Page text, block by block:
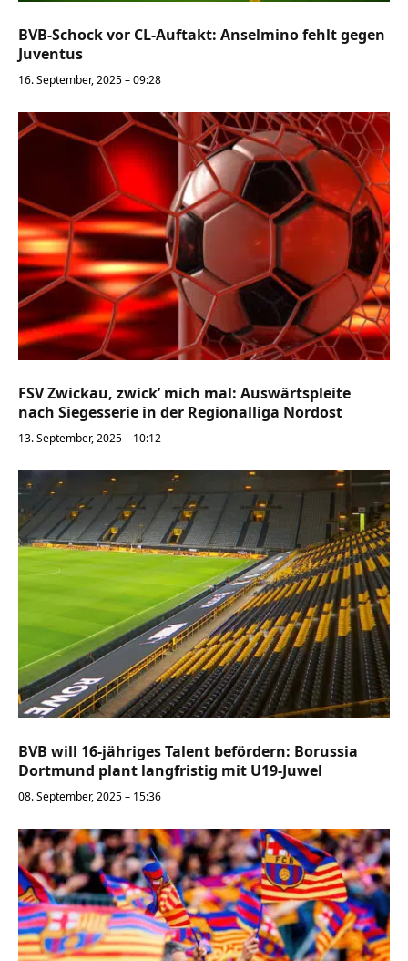
BVB-Schock vor CL-Auftakt: Anselmino fehlt gegen
Juventus
16. September, 2025 – 09:28
FSV Zwickau, zwick’ mich mal: Auswärtspleite
nach Siegesserie in der Regionalliga Nordost
13. September, 2025 – 10:12
BVB will 16-jähriges Talent befördern: Borussia
Dortmund plant langfristig mit U19-Juwel
08. September, 2025 – 15:36